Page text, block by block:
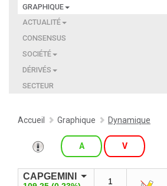
GRAPHIQUE
ACTUALITÉ
CONSENSUS
SOCIÉTÉ
DÉRIVÉS
SECTEUR
Accueil Graphique Dynamique
A V